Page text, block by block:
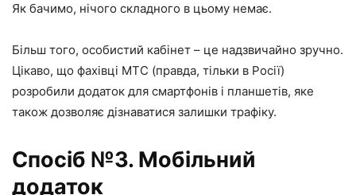
Як бачимо, нічого складного в цьому немає.
Більш того, особистий кабінет – це надзвичайно зручно.
Цікаво, що фахівці МТС (правда, тільки в Росії)
розробили додаток для смартфонів і планшетів, яке
також дозволяє дізнаватися залишки трафіку.
Спосіб №3. Мобільний
додаток